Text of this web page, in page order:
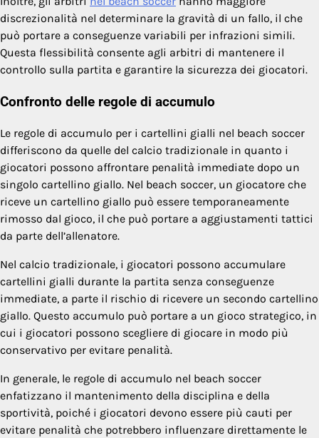
discrezionalità nel determinare la gravità di un fallo, il che
può portare a conseguenze variabili per infrazioni simili.
Questa flessibilità consente agli arbitri di mantenere il
controllo sulla partita e garantire la sicurezza dei giocatori.
Confronto delle regole di accumulo
Le regole di accumulo per i cartellini gialli nel beach soccer
differiscono da quelle del calcio tradizionale in quanto i
giocatori possono affrontare penalità immediate dopo un
singolo cartellino giallo. Nel beach soccer, un giocatore che
riceve un cartellino giallo può essere temporaneamente
rimosso dal gioco, il che può portare a aggiustamenti tattici
da parte dell’allenatore.
Nel calcio tradizionale, i giocatori possono accumulare
cartellini gialli durante la partita senza conseguenze
immediate, a parte il rischio di ricevere un secondo cartellino
giallo. Questo accumulo può portare a un gioco strategico, in
cui i giocatori possono scegliere di giocare in modo più
conservativo per evitare penalità.
In generale, le regole di accumulo nel beach soccer
enfatizzano il mantenimento della disciplina e della
sportività, poiché i giocatori devono essere più cauti per
evitare penalità che potrebbero influenzare direttamente le